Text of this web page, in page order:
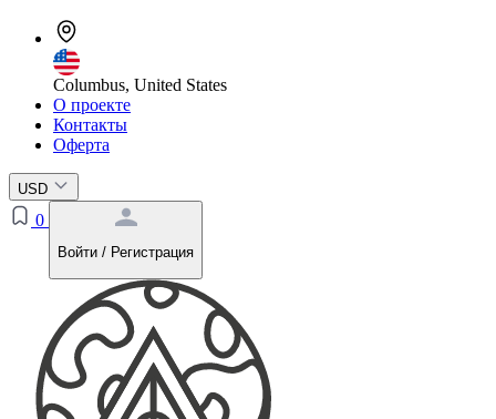
Columbus, United States
О проекте
Контакты
Оферта
USD
0
Войти / Регистрация